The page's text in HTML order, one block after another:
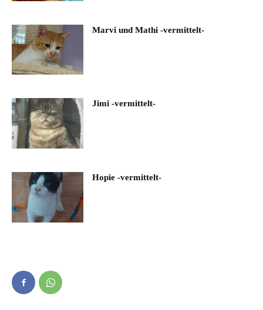
Marvi und Mathi -vermittelt-
Jimi -vermittelt-
Hopie -vermittelt-